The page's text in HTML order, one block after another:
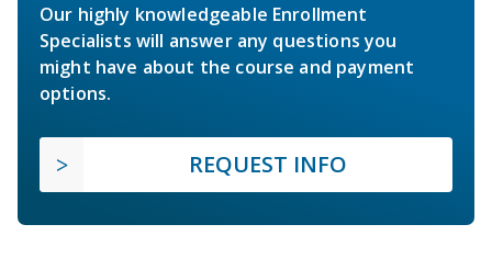
Our highly knowledgeable Enrollment
Specialists will answer any questions you
might have about the course and payment
options.
REQUEST INFO